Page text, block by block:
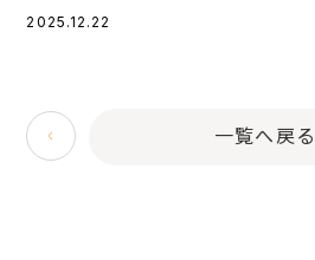
2025.12.22
一覧へ戻る